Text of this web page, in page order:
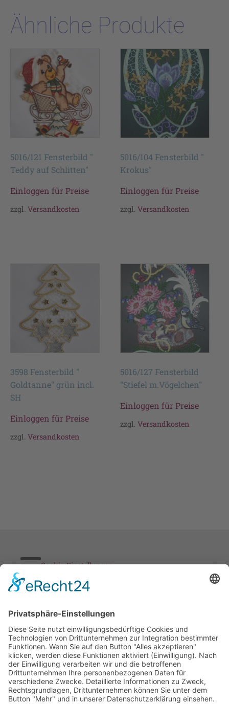
Ähnliche Produkte
5016/121 Fensterbild "
Teddy auf Schlitten"
Einloggen für Preise
zzgl. Versandkosten
5016/104 Fensterbild "
Krokus"
Einloggen für Preise
zzgl.Versandkosten
3598 Fensterbild "
Goldtanne" grün incl.
SH
Einloggen für Preise
zzgl. Versandkosten
5016/127 Fensterbild
"Stiefel m.Vögelchen"
Einloggen für Preise
zzgl.Versandkosten
Cookie-Einstellungen